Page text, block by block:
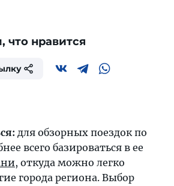
что нравится
для обзорных поездок по
всего базироваться в ее
, откуда можно легко
города региона. Выбор